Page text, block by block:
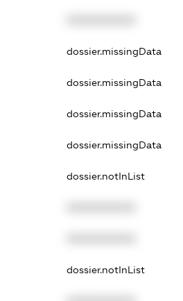
dossier.missingData
dossier.missingData
dossier.missingData
dossier.missingData
dossier.notInList
dossier.notInList